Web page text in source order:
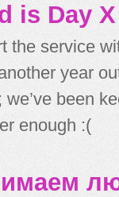
is Day X
the service
year
we’ve been
enough :(